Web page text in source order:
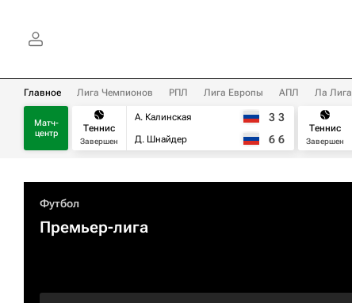
Главное Лига Чемпионов РПЛ Лига Европы АПЛ Ла Лига
Матч-
центр
Теннис
Завершен
А. Калинская
Д. Шнайдер
3 3
6 6
Теннис
Завершен
Футбол
Премьер-лига